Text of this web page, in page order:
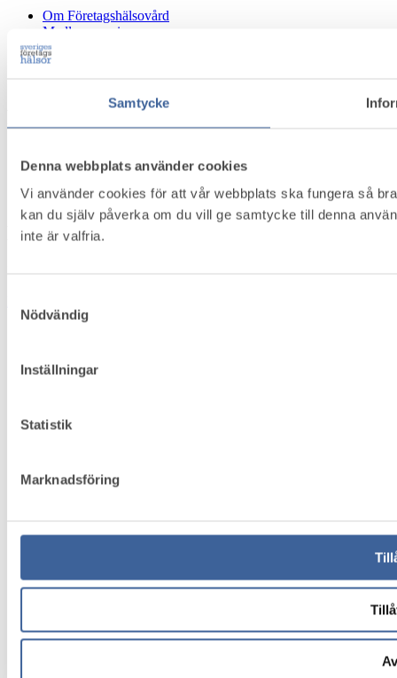
Samtycke
Denna webbplats använder cookies
Vi använder cookies för att vår webbplats ska fungera så
kan du själv påverka om du vill ge samtycke till denna
inte är valfria.
Nödvändig
Inställningar
Statistik
Marknadsföring
Om Företagshälsovård
Medlemsservice
Bli medlem
Kontakt
LinkedIn
Facebook
Nyhetsbrev